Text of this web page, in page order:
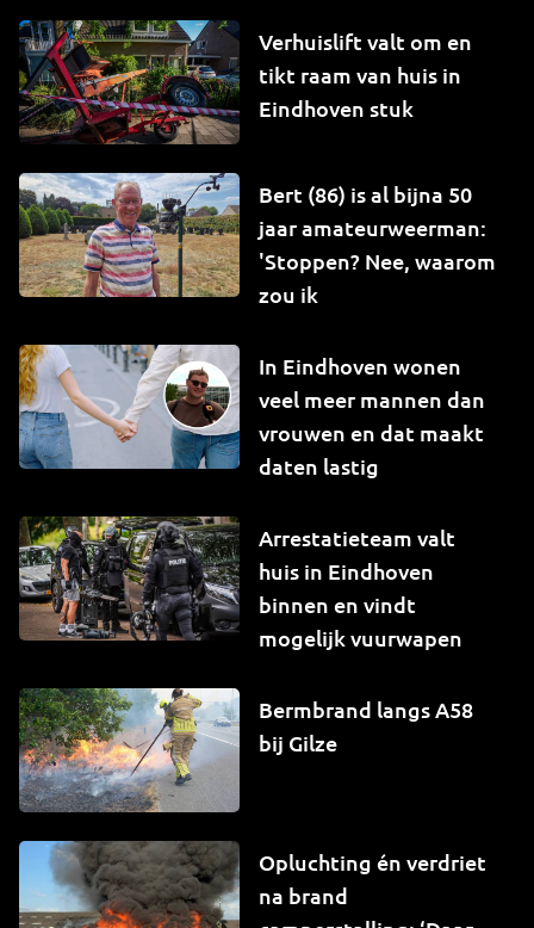
Verhuislift valt om en
tikt raam van huis in
Eindhoven stuk
Bert (86) is al bijna 50
jaar amateurweerman:
'Stoppen? Nee, waarom
zou ik
In Eindhoven wonen
veel meer mannen dan
vrouwen en dat maakt
daten lastig
Arrestatieteam valt
huis in Eindhoven
binnen en vindt
mogelijk vuurwapen
Bermbrand langs A58
bij Gilze
Opluchting én verdriet
na brand